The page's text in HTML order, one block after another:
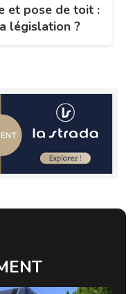
et pose de toit :
législation ?